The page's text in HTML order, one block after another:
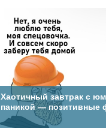
Хаотичный завтрак с
паникой — позитивные